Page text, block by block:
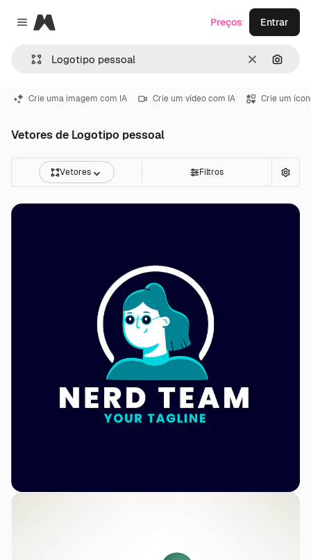
Close menu
Magnific
Limpar
Preços Entrar
Crie uma imagem com IA Crie um vídeo com IA Crie um
Vetores de Logotipo pessoal
Vetores Filtros